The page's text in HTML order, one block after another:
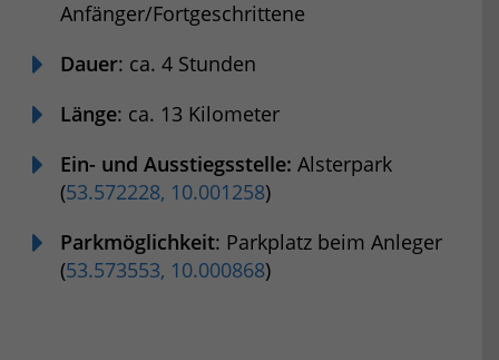
Anfänger/Fortgeschrittene
Dauer: ca. 4 Stunden
Länge: ca. 13 Kilometer
Ein- und Ausstiegsstelle: Alsterpark
(53.572228, 10.001258)
Parkmöglichkeit: Parkplatz beim Anleger
(53.573553, 10.000868)